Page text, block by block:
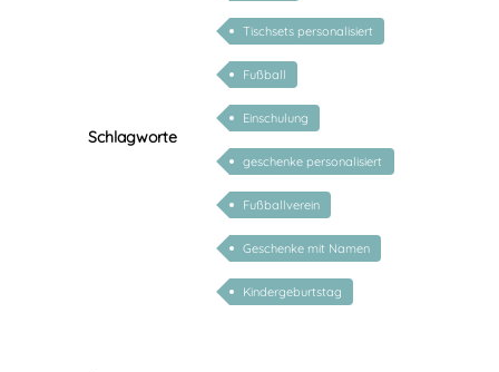
Schlagworte
Tischsets personalisiert
Fußball
Einschulung
geschenke personalisiert
kinder
Fußballverein
Geschenke mit Namen
Kindergeburtstag